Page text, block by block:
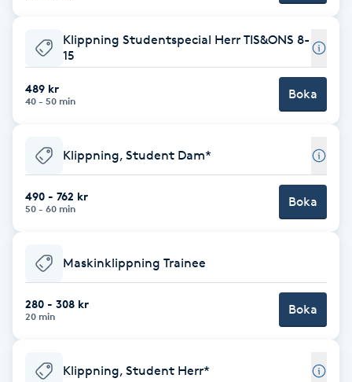
Brynfärgning
Brynplockning
Celluliter
Color correction
Cryoterapi
Klippning Studentspecial Herr TIS&ONS 8-
15
489 kr
40 - 50 min Boka
Klippning, Student Dam*
490 - 762 kr
50 - 60 min Boka
Maskinklippning Trainee
280 - 308 kr
20 min Boka
Klippning, Student Herr*